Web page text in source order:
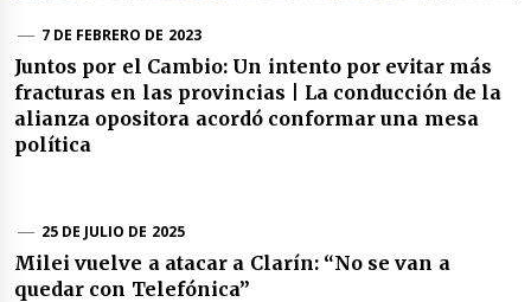
7 DE FEBRERO DE 2023
Juntos por el Cambio: Un intento por evitar más
fracturas en las provincias | La conducción de la
alianza opositora acordó conformar una mesa
política
25 DE JULIO DE 2025
Milei vuelve a atacar a Clarín: “No se van a
quedar con Telefónica”